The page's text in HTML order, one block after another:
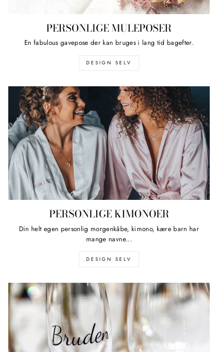
PERSONLIGE MULEPOSER
En fabulous gavepose der kan bruges i lang tid bagefter.
DESIGN SELV
PERSONLIGE KIMONOER
Din helt egen personlig morgenkåbe, kimono, kære barn har
mange navne...
DESIGN SELV